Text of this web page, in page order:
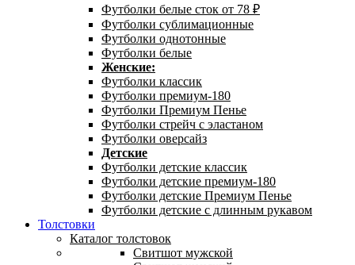
Футболки белые сток от 78 ₽
Футболки сублимационные
Футболки однотонные
Футболки белые
Женские:
Футболки классик
Футболки премиум-180
Футболки Премиум Пенье
Футболки стрейч с эластаном
Футболки оверсайз
Детские
Футболки детские классик
Футболки детские премиум-180
Футболки детские Премиум Пенье
Футболки детские с длинным рукавом
Толстовки
Каталог толстовок
Свитшот мужской